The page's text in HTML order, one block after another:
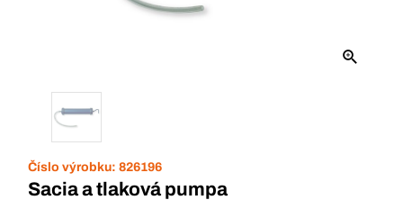
Číslo výrobku: 826196
Sacia a tlaková pumpa